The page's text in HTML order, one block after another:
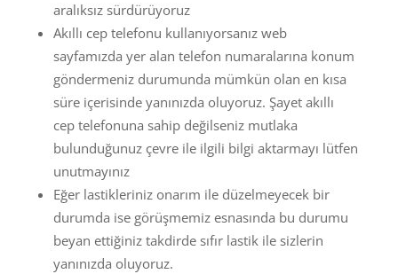
aralıksız sürdürüyoruz
Akıllı cep telefonu kullanıyorsanız web
sayfamızda yer alan telefon numaralarına konum
göndermeniz durumunda mümkün olan en kısa
süre içerisinde yanınızda oluyoruz. Şayet akıllı
cep telefonuna sahip değilseniz mutlaka
bulunduğunuz çevre ile ilgili bilgi aktarmayı lütfen
unutmayınız
Eğer lastikleriniz onarım ile düzelmeyecek bir
durumda ise görüşmemiz esnasında bu durumu
beyan ettiğiniz takdirde sıfır lastik ile sizlerin
yanınızda oluyoruz.